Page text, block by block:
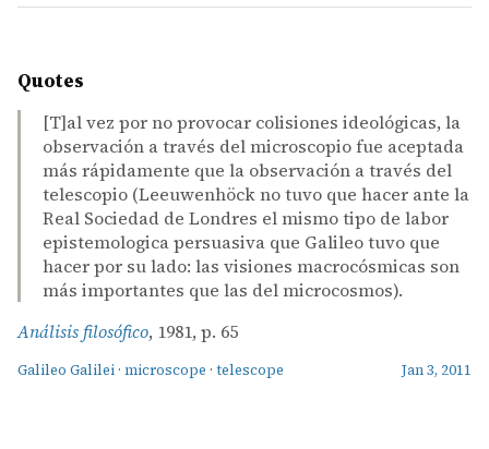
Quotes
[T]al vez por no provocar colisiones ideológicas, la
observación a través del microscopio fue aceptada
más rápidamente que la observación a través del
telescopio (Leeuwenhöck no tuvo que hacer ante la
Real Sociedad de Londres el mismo tipo de labor
epistemologica persuasiva que Galileo tuvo que
hacer por su lado: las visiones macrocósmicas son
más importantes que las del microcosmos).
Análisis filosófico, 1981, p. 65
Galileo Galilei · microscope · telescope Jan 3, 2011